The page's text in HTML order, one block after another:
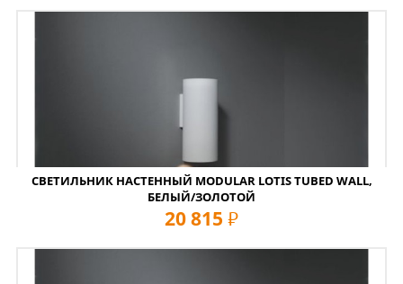
СВЕТИЛЬНИК НАСТЕННЫЙ MODULAR LOTIS TUBED WALL,
БЕЛЫЙ/ЗОЛОТОЙ
20 815 руб